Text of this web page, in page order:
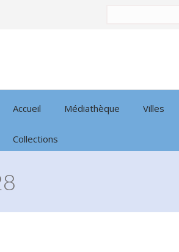
Accueil Médiathèque Villes
Collections